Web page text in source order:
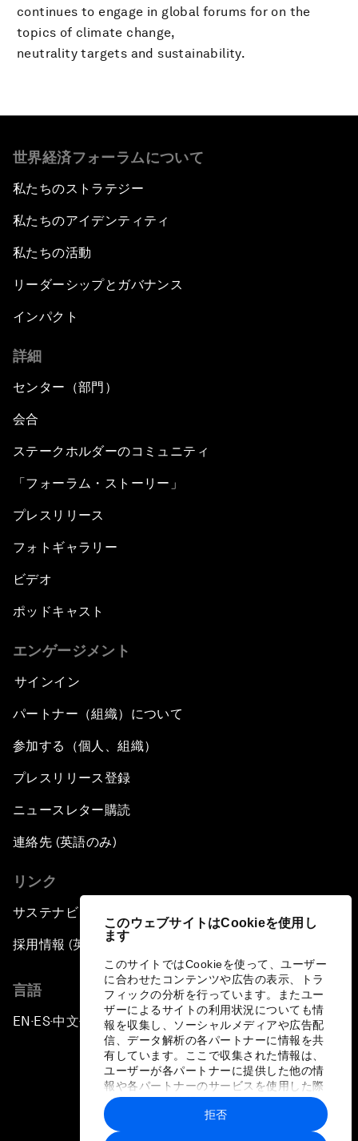
このウェブサイトはCookieを使用し
ます
このサイトではCookieを使って、ユーザー
に合わせたコンテンツや広告の表示、トラ
フィックの分析を行っています。またユー
ザーによるサイトの利用状況についても情
報を収集し、ソーシャルメディアや広告配
信、データ解析の各パートナーに情報を共
有しています。ここで収集された情報は、
ユーザーが各パートナーに提供した他の情
報や各パートナーのサービスを使用した際
に収集された情報と組み合わされ、各パー
トナーによって使用されることがありま
す。
拒否
continues to engage in global forums for on the
topics of climate change,
neutrality targets and sustainability.
世界経済フォーラムについて
私たちのストラテジー
私たちのアイデンティティ
私たちの活動
リーダーシップとガバナンス
インパクト
詳細
センター（部門）
会合
ステークホルダーのコミュニティ
「フォーラム・ストーリー」
プレスリリース
フォトギャラリー
ビデオ
ポッドキャスト
エンゲージメント
サインイン
パートナー（組織）について
参加する（個人、組織）
プレスリリース登録
ニュースレター購読
連絡先 (英語のみ)
リンク
サステナビリティへの取り組み
採用情報 (英語のみ)
言語
EN ▪ES▪中文▪ 日本語
プライバシーポリシーと利用規約